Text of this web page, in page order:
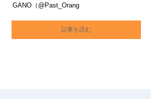
GANO（@Past_Orang
記事を読む